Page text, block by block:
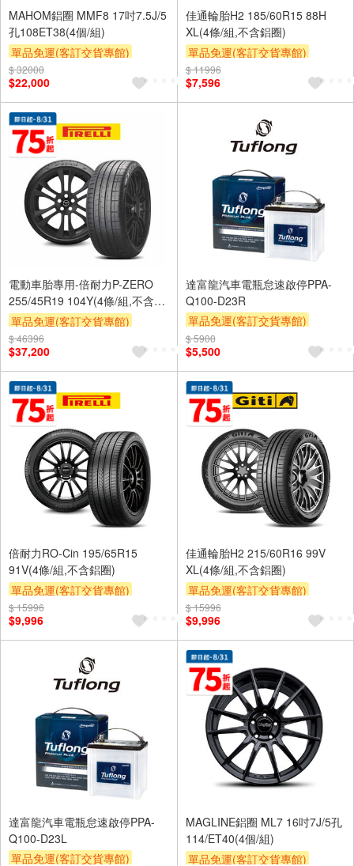
MAHOM鋁圈 MMF8 17吋7.5J/5
孔108ET38(4個/組)
單品免運(客訂交貨專館)
$ 32000
$22,000
佳通輪胎H2 185/60R15 88H
XL(4條/組,不含鋁圈)
單品免運(客訂交貨專館)
$ 11996
$7,596
電動車胎專用-倍耐力P-ZERO
255/45R19 104Y(4條/組,不含鋁
圈)
單品免運(客訂交貨專館)
$ 46396
$37,200
達富龍汽車電瓶怠速啟停PPA-
Q100-D23R
單品免運(客訂交貨專館)
$ 5900
$5,500
倍耐力RO-Cin 195/65R15
91V(4條/組,不含鋁圈)
單品免運(客訂交貨專館)
$ 15996
$9,996
佳通輪胎H2 215/60R16 99V
XL(4條/組,不含鋁圈)
單品免運(客訂交貨專館)
$ 15996
$9,996
達富龍汽車電瓶怠速啟停PPA-
Q100-D23L
單品免運(客訂交貨專館)
MAGLINE鋁圈 ML7 16吋7J/5孔
114/ET40(4個/組)
單品免運(客訂交貨專館)